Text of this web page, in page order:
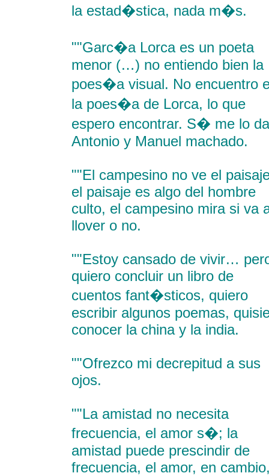
la estad�stica, nada m�s.
""Garc�a Lorca es un poeta
menor (…) no entiendo bien la
poes�a visual. No encuentro
la poes�a de Lorca, lo que
espero encontrar. S� me lo
Antonio y Manuel machado.
""El campesino no ve el
el paisaje es algo del hombre
culto, el campesino mira si va
llover o no.
""Estoy cansado de vivir…
quiero concluir un libro de
cuentos fant�sticos, quiero
escribir algunos poemas,
conocer la china y la india.
""Ofrezco mi decrepitud a sus
ojos.
""La amistad no necesita
frecuencia, el amor s�; la
amistad puede prescindir de
frecuencia, el amor, en